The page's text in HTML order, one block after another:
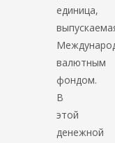
единица,
валютным
фондом.
В
этой
денежной